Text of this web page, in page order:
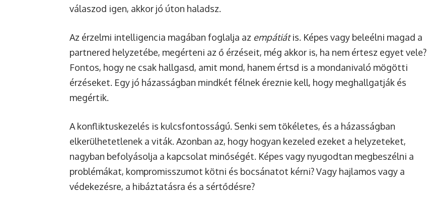
válaszod igen, akkor jó úton haladsz.
Az érzelmi intelligencia magában foglalja az empátiátis. Képes vagy beleélni magad a
partnered helyzetébe, megérteni az ő érzéseit, még akkor is, ha nem értesz egyet vele?
Fontos, hogy ne csak hallgasd, amit mond, hanem értsd is a mondanivaló mögötti
érzéseket. Egy jó házasságban mindkét félnek éreznie kell, hogy meghallgatják és
megértik.
A konfliktuskezelés is kulcsfontosságú. Senki sem tökéletes, és a házasságban
elkerülhetetlenek a viták. Azonban az, hogy hogyan kezeled ezeket a helyzeteket,
nagyban befolyásolja a kapcsolat minőségét. Képes vagy nyugodtan megbeszélni a
problémákat, kompromisszumot kötni és bocsánatot kérni? Vagy hajlamos vagy a
védekezésre, a hibáztatásra és a sértődésre?